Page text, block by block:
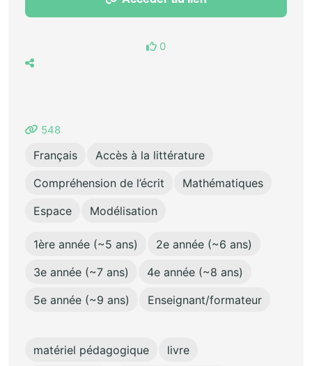
0
548
Français
Accès à la littérature
Compréhension de l’écrit
Mathématiques
Espace
Modélisation
1ère année (~5 ans)
2e année (~6 ans)
3e année (~7 ans)
4e année (~8 ans)
5e année (~9 ans)
Enseignant/formateur
matériel pédagogique
livre